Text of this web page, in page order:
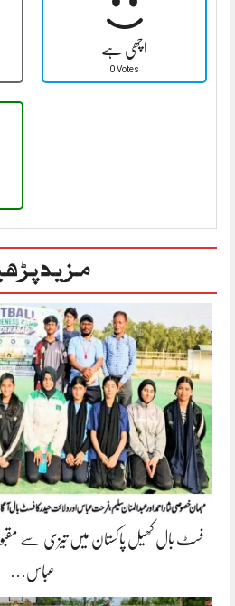
اچھی ہے
0 Votes
مزید
فسٹ بال کھیل پاکستان میں تیزی سے
عباس…